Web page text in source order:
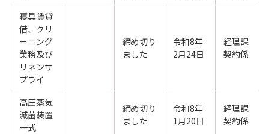
寝具賃貸
借、クリ
ーニング
業務及び
リネンサ
プライ
締め切り
ました
令和8年
2月24日
経理課
契約係
高圧蒸気
滅菌装置
一式
締め切り
ました
令和8年
1月20日
経理課
契約係